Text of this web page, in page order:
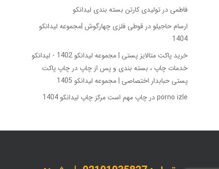
فاطمیدر تولیدی کارتن بسته‌ بندی لیدانکو
ارسام حاجیلودر قوطی فلزی چهارگوش |مجموعه لیدانکو
1404
خرید پاکت متالایز پستی | مجموعه لیدانکو 1402 - لیدانکو
خدمات چاپ ، بسته بندی و پس از چاپ در چاپ پاکت
پستی حبابدار اختصاصی | مجموعه لیدانکو 1405
porno izleدر چاپ مهم است مرکز چاپ لیدانکو 1404